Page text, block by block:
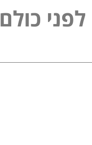
לפני כולם